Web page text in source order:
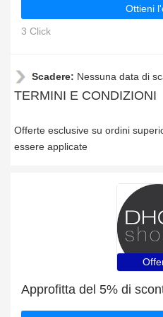
Ottieni
3 Click
Scadere: Nessuna data di
TERMINI E CONDIZIONI
Offerte esclusive su ordini
essere applicate
Approfitta del 5% di